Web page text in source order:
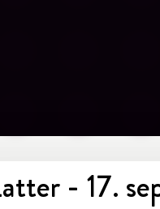
- 17.